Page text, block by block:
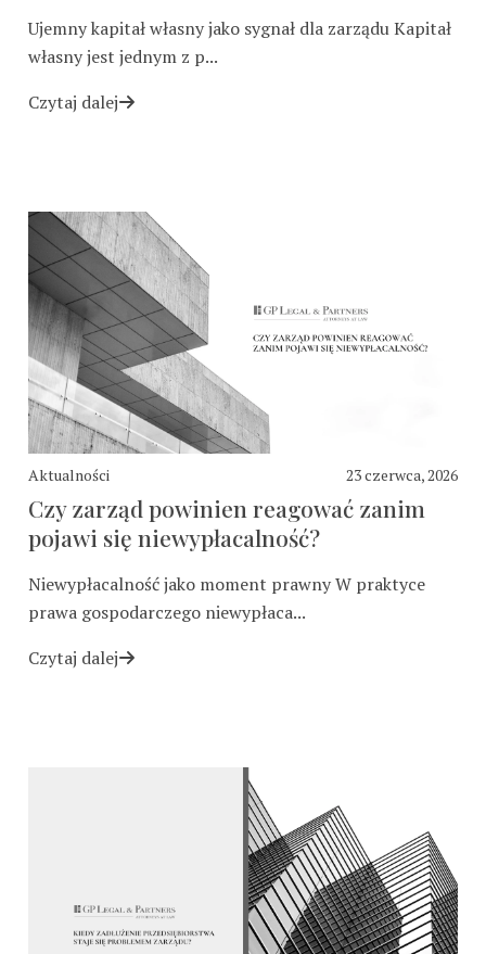
Ujemny kapitał własny jako sygnał dla zarządu Kapitał
własny jest jednym z p...
Czytaj dalej
Aktualności 23 czerwca, 2026
Czy zarząd powinien reagować zanim
pojawi się niewypłacalność?
Niewypłacalność jako moment prawny W praktyce
prawa gospodarczego niewypłaca...
Czytaj dalej